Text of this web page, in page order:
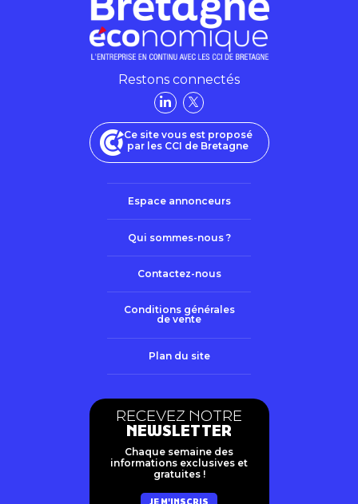
Restons connectés
Ce site vous est proposé
par les CCI de Bretagne
Espace annonceurs
Qui sommes-nous ?
Contactez-nous
Conditions générales
de vente
Plan du site
RECEVEZ NOTRE
NEWSLETTER
Chaque semaine des
informations exclusives et
gratuites !
JE M'INSCRIS